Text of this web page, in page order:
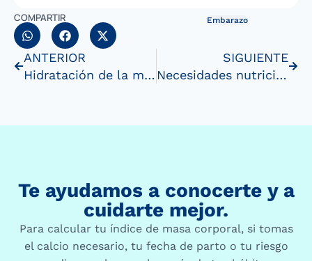
COMPARTIR Embarazo
ANTERIOR
Hidratación de la madre durante la lactancia
SIGUIENTE
Necesidades nutricionales durante el embarazo
Te ayudamos a conocerte y a
cuidarte mejor.
Para calcular tu índice de masa corporal, si tomas
el calcio necesario, tu fecha de parto o tu riesgo